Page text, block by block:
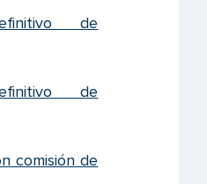
de
de
comisión de